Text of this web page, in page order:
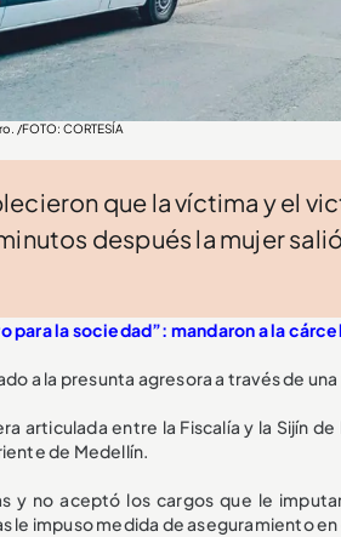
/FOTO: CORTESÍA
que la víctima y el
después la mujer
para la sociedad”: mandaron a la
a la presunta agresora a través de una
articulada entre la Fiscalía y la Sijín
de Medellín.
y no aceptó los cargos que le
le impuso medida de aseguramiento